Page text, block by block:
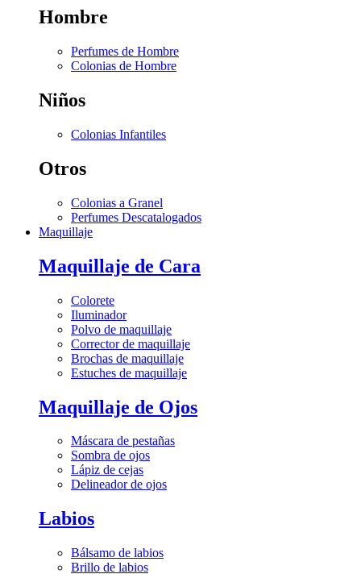
Hombre
Perfumes de Hombre
Colonias de Hombre
Niños
Colonias Infantiles
Otros
Colonias a Granel
Perfumes Descatalogados
Maquillaje
Maquillaje de Cara
Colorete
Iluminador
Polvo de maquillaje
Corrector de maquillaje
Brochas de maquillaje
Estuches de maquillaje
Maquillaje de Ojos
Máscara de pestañas
Sombra de ojos
Lápiz de cejas
Delineador de ojos
Labios
Bálsamo de labios
Brillo de labios